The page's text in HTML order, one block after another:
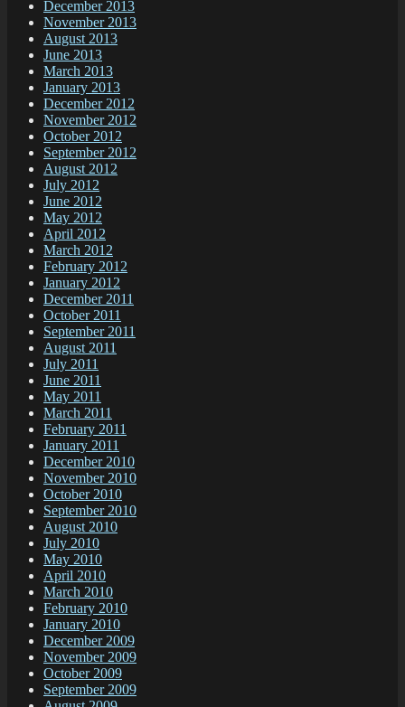
December 2013
November 2013
August 2013
June 2013
March 2013
January 2013
December 2012
November 2012
October 2012
September 2012
August 2012
July 2012
June 2012
May 2012
April 2012
March 2012
February 2012
January 2012
December 2011
October 2011
September 2011
August 2011
July 2011
June 2011
May 2011
March 2011
February 2011
January 2011
December 2010
November 2010
October 2010
September 2010
August 2010
July 2010
May 2010
April 2010
March 2010
February 2010
January 2010
December 2009
November 2009
October 2009
September 2009